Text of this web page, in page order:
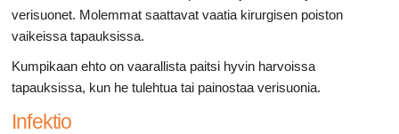
verisuonet. Molemmat saattavat vaatia kirurgisen poiston
vaikeissa tapauksissa.
Kumpikaan ehto on vaarallista paitsi hyvin harvoissa
tapauksissa, kun he tulehtua tai painostaa verisuonia.
Infektio